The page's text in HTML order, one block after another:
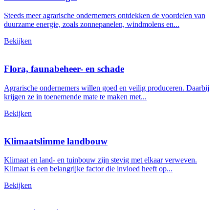
Steeds meer agrarische ondernemers ontdekken de voordelen van
duurzame energie, zoals zonnepanelen, windmolens en...
Bekijken
Flora, faunabeheer- en schade
Agrarische ondernemers willen goed en veilig produceren. Daarbij
krijgen ze in toenemende mate te maken met...
Bekijken
Klimaatslimme landbouw
Klimaat en land- en tuinbouw zijn stevig met elkaar verweven.
Klimaat is een belangrijke factor die invloed heeft op...
Bekijken